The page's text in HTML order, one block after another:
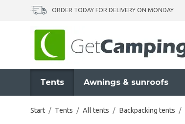
ORDER TODAY FOR DELIVERY ON MONDAY
Tents Awnings & sunroofs
Start / Tents / All tents / Backpacking tents /